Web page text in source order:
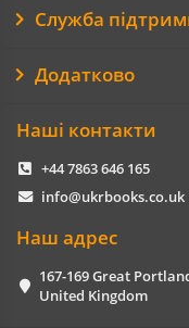
Служба
Додатково
Наші контакти
+44 7863 646 165
info@ukrbooks.co.uk
Наш адрес
167-169 Great
United Kingdom